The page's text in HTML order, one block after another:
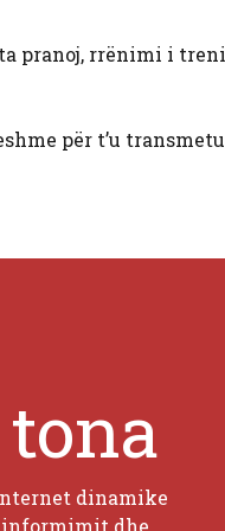
pranoj, rrënimi i
për t’u
dinamike
informimit dhe